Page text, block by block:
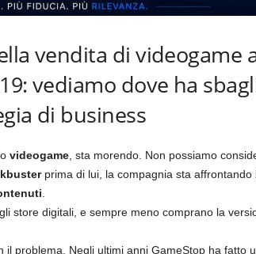
vendita di videogame
vediamo dove ha
di business
videogame, sta morendo. Non possiamo
prima di lui, la compagnia sta affrontando
store digitali, e sempre meno comprano la
problema. Negli ultimi anni GameStop ha fatto